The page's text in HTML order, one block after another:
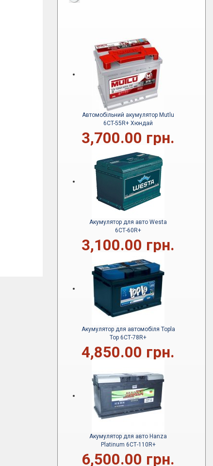
Автомобільний акумулятор Mutlu
6CT-55R+ Хюндай
3,700.00 грн.
Акумулятор для авто Westa
6СТ-60R+
3,100.00 грн.
Акумулятор для автомобіля Topla
Top 6СТ-78R+
4,850.00 грн.
Акумулятор для авто Hanza
Platinum 6СТ-110R+
6,500.00 грн.